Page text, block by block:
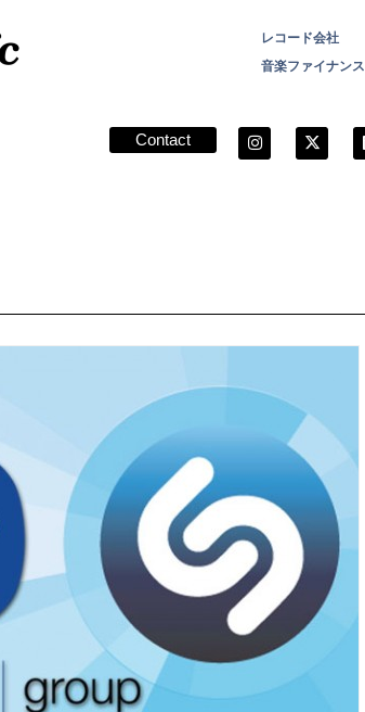
レコード会社
音楽ファイナンス
Contact